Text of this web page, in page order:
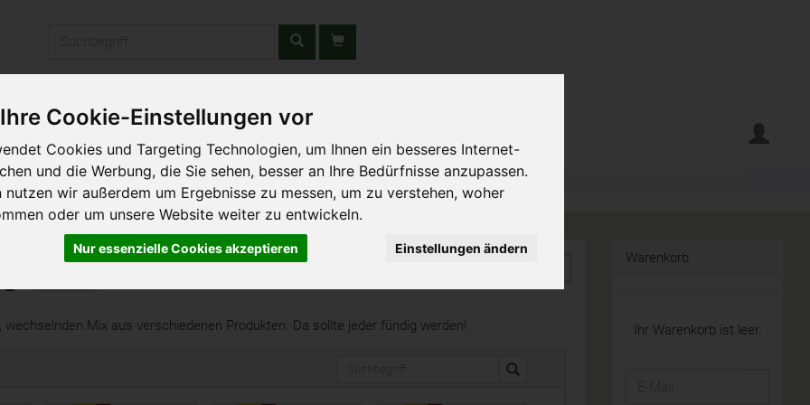
Cookie-Einstellungen vor
Cookies und Targeting Technologien, um Ihnen ein besseres Internet-
und die Werbung, die Sie sehen, besser an Ihre Bedürfnisse anzupassen.
nutzen wir außerdem um Ergebnisse zu messen, um zu verstehen, woher
oder um unsere Website weiter zu entwickeln.
Nur essenzielle Cookies akzeptieren Einstellungen ändern
& Schulen Liefergebiet Wochenmarkt
wechselnden Mix aus verschiedenen Produkten. Da sollte jeder fündig werden!
Warenkorb
Ihr Warenkorb ist leer.